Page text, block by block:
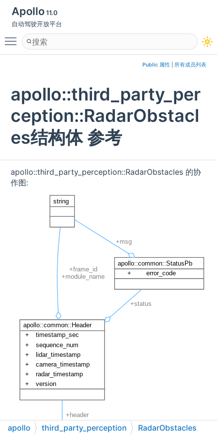
Apollo11.0
自动驾驶开放平台
Toggle main menu visibility
Public 属性 所有成员列表
apollo::third_party_per
ception::RadarObstacl
es结构体 参考
apollo::third_party_perception::RadarObstacles 的协
作图:
apollo third_party_perception RadarObstacles